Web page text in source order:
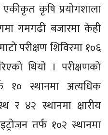
एकीकृत कृषि प्रयोगशाला
गमगढी बजारमा केही
परीक्षण शिविरमा १०६
थियो । परीक्षणको
१० स्थानमा अत्यधिक
र ४२ स्थानमा क्षारीय
तर्फ १०२ स्थानमा